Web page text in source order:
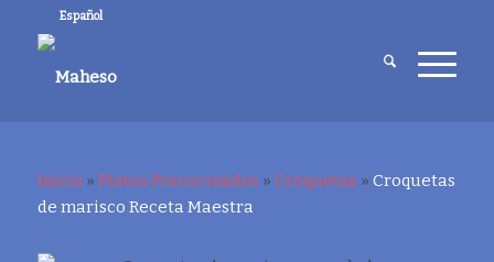
Español
Inicio » Platos Precocinados » Croquetas » Croquetas
de marisco Receta Maestra